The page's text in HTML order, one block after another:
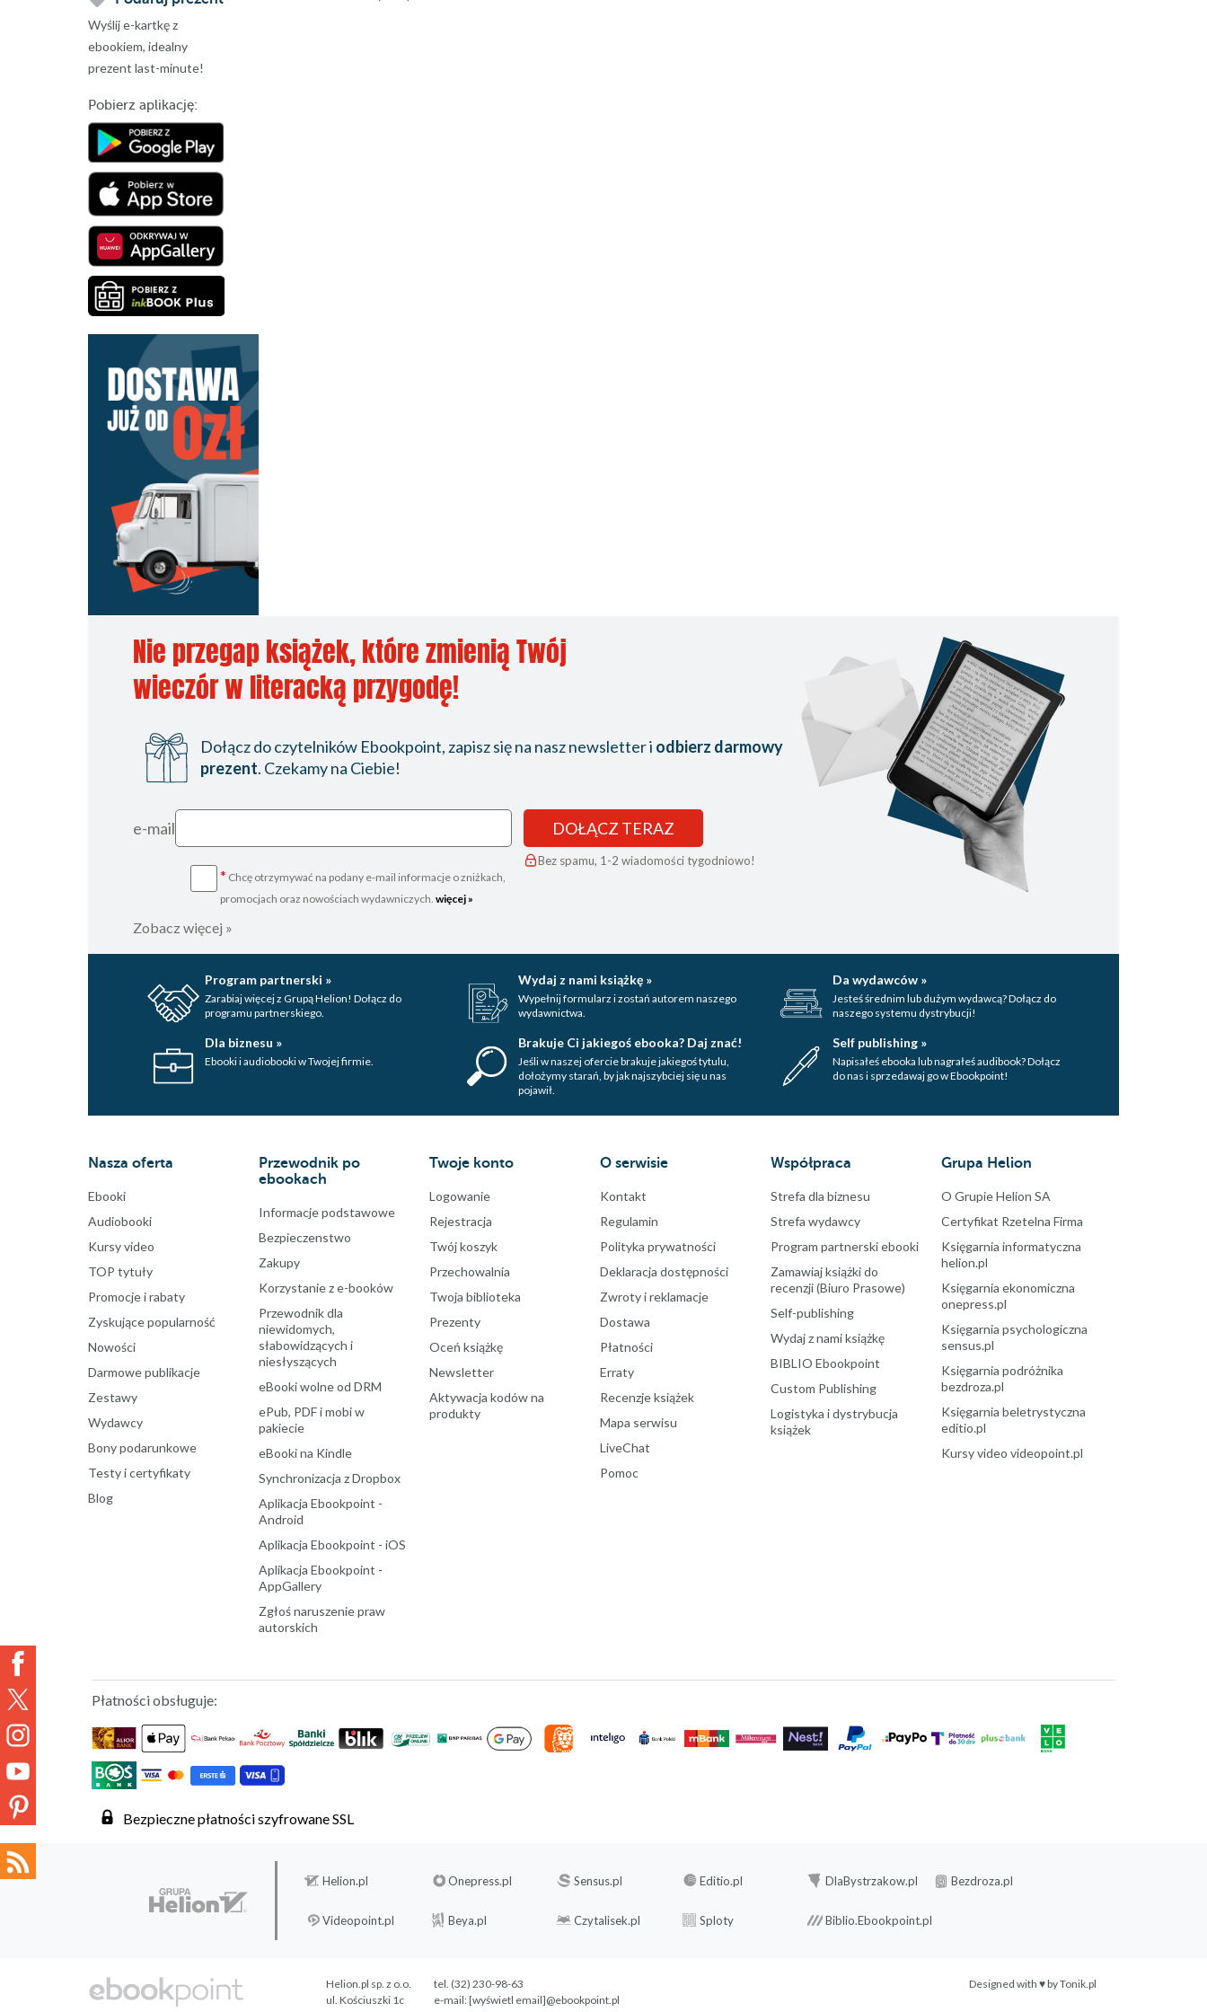
Wyślij e-kartkę z
ebookiem, idealny
prezent last-minute!
Pobierz aplikację:
Nie przegap książek, które zmienią Twój
wieczór w literacką przygodę!
Dołącz do czytelników Ebookpoint, zapisz się na nasz newsletter i odbierz darmowy
prezent. Czekamy na Ciebie!
e-mail
* Chcę otrzymywać na podany e-mail informacje o zniżkach,
promocjach oraz nowościach wydawniczych. więcej »
DOŁĄCZ TERAZ
Bez spamu, 1-2 wiadomości tygodniowo!
Zobacz więcej »
Program partnerski »
Zarabiaj więcej z Grupą Helion! Dołącz do
programu partnerskiego.
Wydaj z nami książkę »
Wypełnij formularz i zostań autorem naszego
wydawnictwa.
Da wydawców »
Jesteś średnim lub dużym wydawcą? Dołącz do
naszego systemu dystrybucji!
Dla biznesu »
Ebooki i audiobooki w Twojej firmie.
Brakuje Ci jakiegoś ebooka? Daj znać!
Jeśli w naszej ofercie brakuje jakiegoś tytulu,
dołożymy starań, by jak najszybciej się u nas
pojawił.
Self publishing »
Napisałeś ebooka lub nagrałeś audibook? Dołącz
do nas i sprzedawaj go w Ebookpoint!
Nasza oferta
Ebooki
Audiobooki
Kursy video
TOP tytuły
Promocje i rabaty
Zyskujące popularność
Nowości
Darmowe publikacje
Zestawy
Wydawcy
Bony podarunkowe
Testy i certyfikaty
Blog
Przewodnik po
ebookach
Informacje podstawowe
Bezpieczenstwo
Zakupy
Korzystanie z e-booków
Przewodnik dla
niewidomych,
słabowidzących i
niesłyszących
eBooki wolne od DRM
ePub, PDF i mobi w
pakiecie
eBooki na Kindle
Synchronizacja z Dropbox
Aplikacja Ebookpoint -
Android
Aplikacja Ebookpoint - iOS
Aplikacja Ebookpoint -
AppGallery
Zgłoś naruszenie praw
autorskich
Twoje konto
Logowanie
Rejestracja
Twój koszyk
Przechowalnia
Twoja biblioteka
Prezenty
Oceń książkę
Newsletter
Aktywacja kodów na
produkty
O serwisie
Kontakt
Regulamin
Polityka prywatności
Deklaracja dostępności
Zwroty i reklamacje
Dostawa
Płatności
Erraty
Recenzje książek
Mapa serwisu
LiveChat
Pomoc
Współpraca
Strefa dla biznesu
Strefa wydawcy
Program partnerski ebooki
Zamawiaj książki do
recenzji (Biuro Prasowe)
Self-publishing
Wydaj z nami książkę
BIBLIO Ebookpoint
Custom Publishing
Logistyka i dystrybucja
książek
Grupa Helion
O Grupie Helion SA
Certyfikat Rzetelna Firma
Księgarnia informatyczna
helion.pl
Księgarnia ekonomiczna
onepress.pl
Księgarnia psychologiczna
sensus.pl
Księgarnia podróżnika
bezdroza.pl
Księgarnia beletrystyczna
editio.pl
Kursy video videopoint.pl
Płatności obsługuje:
Bezpieczne płatności szyfrowane SSL
Helion.pl Onepress.pl Sensus.pl Editio.pl DlaBystrzakow.pl Bezdroza.pl
Videopoint.pl Beya.pl Czytalisek.pl Sploty Biblio.Ebookpoint.pl
Designed with ♥ byTonik.pl
Helion.pl sp. z o.o.
ul. Kościuszki 1c
tel. (32) 230-98-63
e-mail:[wyświetl email]@ebookpoint.pl